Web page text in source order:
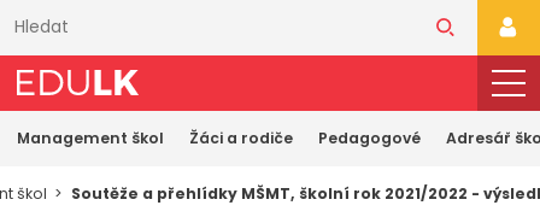
obsahu
Management škol Žáci a rodiče Pedagogové Adresář
škol Soutěže a přehlídky MŠMT, školní rok 2021/2022 -